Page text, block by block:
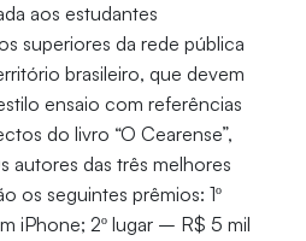
aos estudantes
superiores da rede pública
brasileiro, que devem
ensaio com referências
do livro “O Cearense”,
autores das três melhores
os seguintes prêmios: 1º
iPhone; 2º lugar – R$ 5 mil